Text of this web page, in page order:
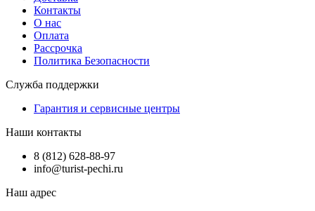
Контакты
О нас
Оплата
Рассрочка
Политика Безопасности
Служба поддержки
Гарантия и сервисные центры
Наши контакты
8 (812) 628-88-97
info@turist-pechi.ru
Наш адрес